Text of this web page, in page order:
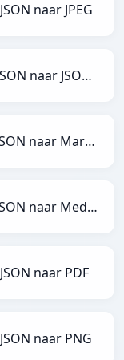
JSON naar JPEG
JSON naar JSONLines
JSON naar Markdown
JSON naar MediaWiki
JSON naar PDF
JSON naar PNG